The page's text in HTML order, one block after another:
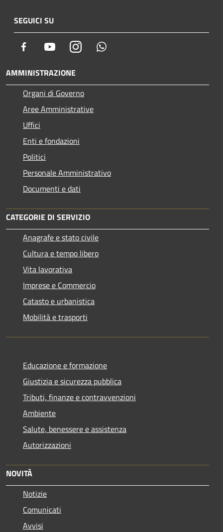
SEGUICI SU
Facebook YoutubeInstagram
AMMINISTRAZIONE
Organi di Governo
Aree Amministrative
Uffici
Enti e fondazioni
Politici
Personale Amministrativo
Documenti e dati
CATEGORIE DI SERVIZIO
Anagrafe e stato civile
Cultura e tempo libero
Vita lavorativa
Imprese e Commercio
Catasto e urbanistica
Mobilità e trasporti
Educazione e formazione
Giustizia e sicurezza pubblica
Tributi, finanze e contravvenzioni
Ambiente
Salute, benessere e assistenza
Autorizzazioni
NOVITÀ
Notizie
Comunicati
Avvisi